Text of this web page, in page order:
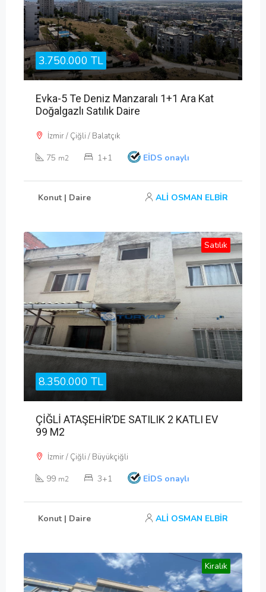
3.750.000 TL
Evka-5 Te Deniz Manzaralı 1+1 Ara Kat
Doğalgazlı Satılık Daire
İzmir / Çiğli / Balatçık
75 m2 1+1 EİDS onaylı
Konut | Daire ALİ OSMAN ELBİR
Satılık
8.350.000 TL
ÇİĞLİ ATAŞEHİR’DE SATILIK 2 KATLI EV
99 M2
İzmir / Çiğli / Büyükçiğli
99 m2 3+1 EİDS onaylı
Konut | Daire ALİ OSMAN ELBİR
Kiralık